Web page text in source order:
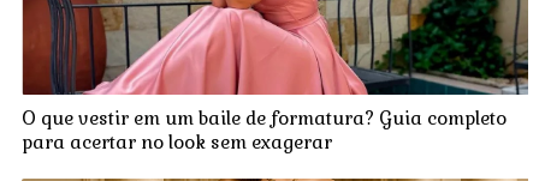
O que vestir em um baile de formatura? Guia completo
para acertar no look sem exagerar